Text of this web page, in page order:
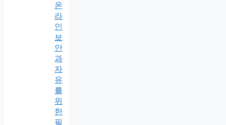
온
라
인
보
안
과
자
유
를
위
한
필